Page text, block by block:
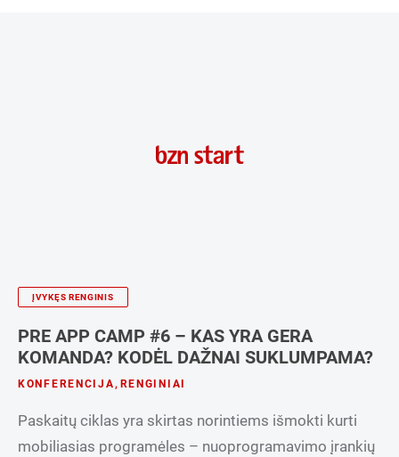
ĮVYKĘS RENGINIS
PRE APP CAMP #6 – KAS YRA GERA
KOMANDA? KODĖL DAŽNAI SUKLUMPAMA?
KONFERENCIJA, RENGINIAI
Paskaitų ciklas yra skirtas norintiems išmokti kurti
mobiliasias programėles – nuoprogramavimo įrankių